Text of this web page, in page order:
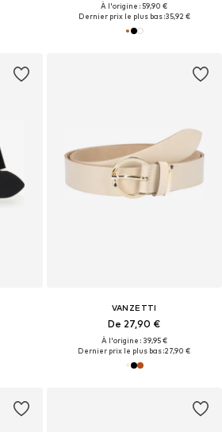
À l'origine : 59,90 €
Dernier prix le plus bas :35,92 €
VANZETTI
De 27,90 €
À l'origine : 39,95 €
Dernier prix le plus bas :27,90 €